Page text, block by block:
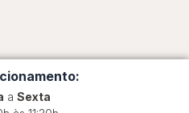
a Sexta